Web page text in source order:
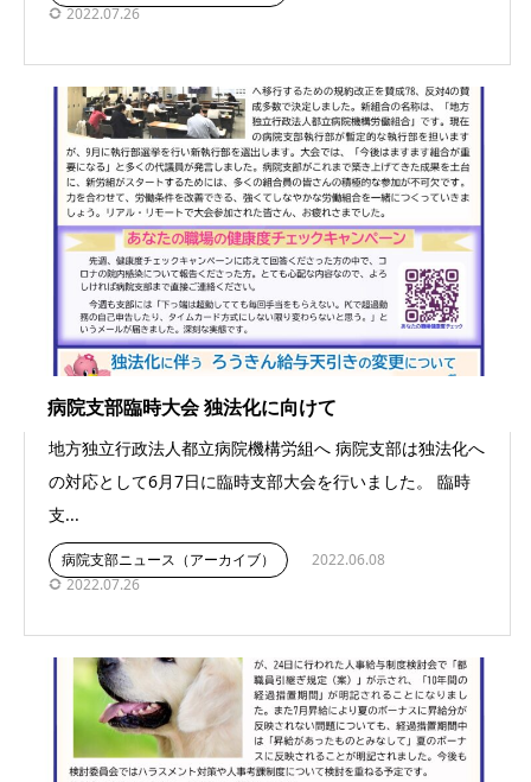
2022.07.26
病院支部臨時大会 独法化に向けて
地方独立行政法人都立病院機構労組へ 病院支部は独法化へ
の対応として6月7日に臨時支部大会を行いました。 臨時
支...
病院支部ニュース（アーカイブ）
2022.06.08
2022.07.26